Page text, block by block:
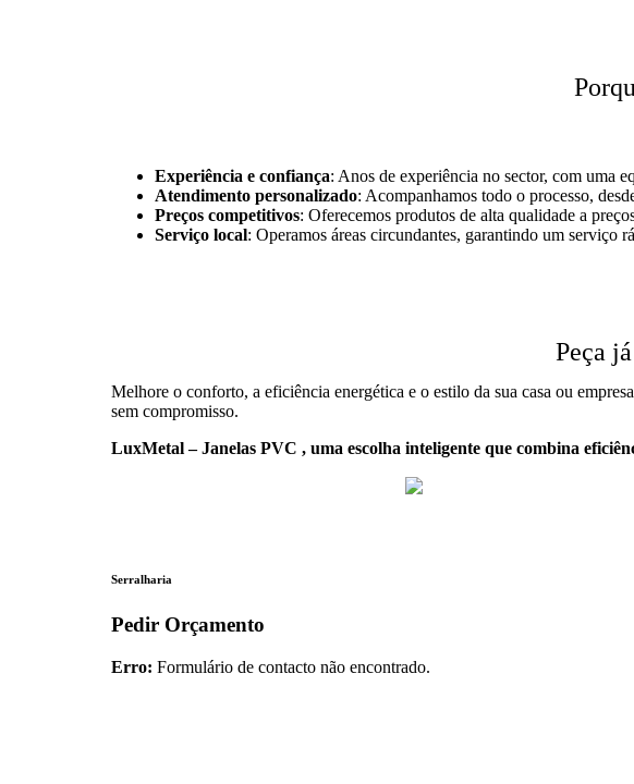
Experiência e confiança: Anos de experiência no sector, com uma
Atendimento personalizado: Acompanhamos todo o processo,
Preços competitivos: Oferecemos produtos de alta qualidade a
Serviço local: Operamos áreas circundantes, garantindo um serviço
Peça
Melhore o conforto, a eficiência energética e o estilo da sua casa ou
sem compromisso.
LuxMetal – Janelas PVC , uma escolha inteligente que combina
Serralharia
Pedir Orçamento
Erro: Formulário de contacto não encontrado.